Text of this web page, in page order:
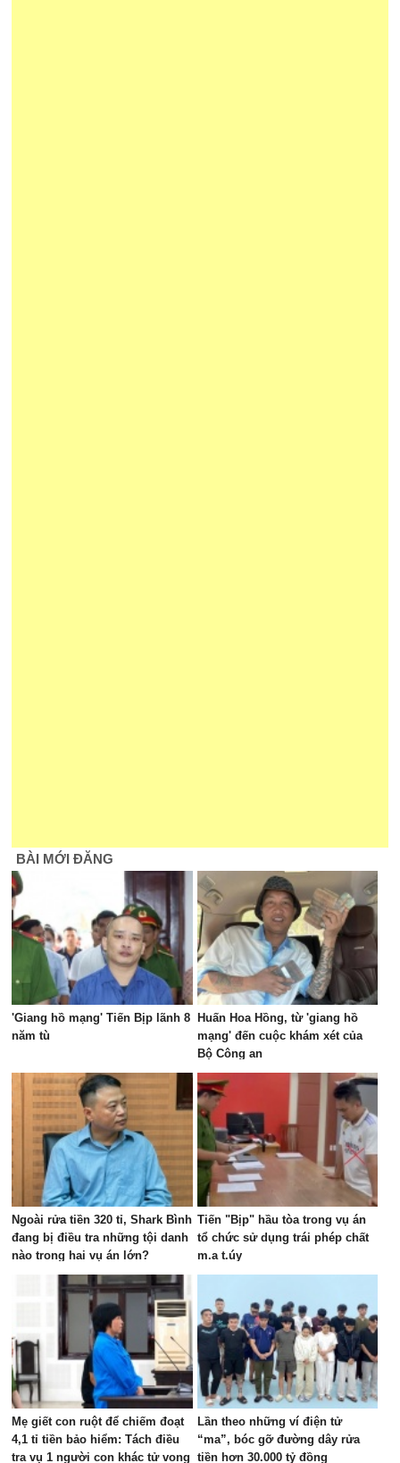
BÀI MỚI ĐĂNG
'Giang hồ mạng' Tiến Bịp lãnh 8
năm tù
Huấn Hoa Hồng, từ 'giang hồ
mạng' đến cuộc khám xét của
Bộ Công an
Ngoài rửa tiền 320 tỉ, Shark Bình
đang bị điều tra những tội danh
nào trong hai vụ án lớn?
Tiến "Bịp" hầu tòa trong vụ án
tổ chức sử dụng trái phép chất
m.a t.úy
Mẹ giết con ruột để chiếm đoạt
4,1 tỉ tiền bảo hiểm: Tách điều
tra vụ 1 người con khác tử vong
Lần theo những ví điện tử
“ma”, bóc gỡ đường dây rửa
tiền hơn 30.000 tỷ đồng